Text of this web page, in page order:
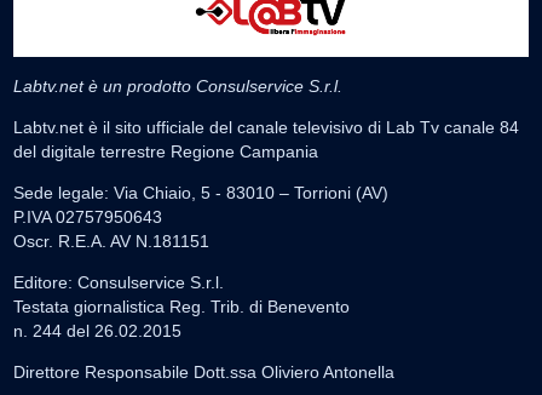
Labtv.net è un prodotto Consulservice S.r.l.
Labtv.net è il sito ufficiale del canale televisivo di Lab Tv canale 84
del digitale terrestre Regione Campania
Sede legale: Via Chiaio, 5 - 83010 – Torrioni (AV)
P.IVA 02757950643
Oscr. R.E.A. AV N.181151
Editore: Consulservice S.r.l.
Testata giornalistica Reg. Trib. di Benevento
n. 244 del 26.02.2015
Direttore Responsabile Dott.ssa Oliviero Antonella